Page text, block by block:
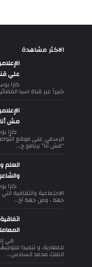
الاكثر مشاهدة
علي
كازا
كبيراً عبر قناة اسيا
مش
كازا
الرسمي على موقع
“مش أنا” برنامج ج...
العلم
كازا
الاجتماعية والثقافية
جهة ، ومن جهة أخ...
في
للمغاربة، و تنفيذا
الملك محمد السادس...